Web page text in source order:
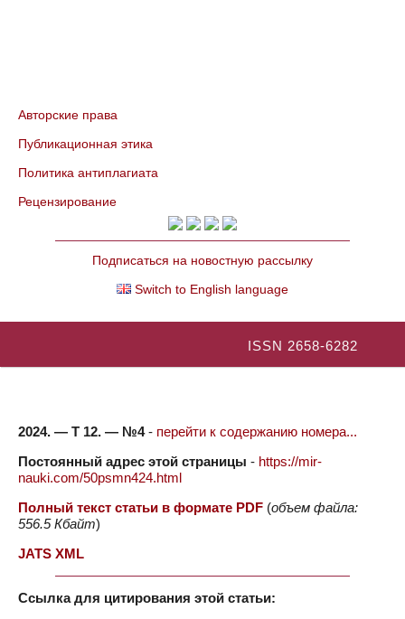
Авторские права
Публикационная этика
Политика антиплагиата
Рецензирование
Подписаться на новостную рассылку
Switch to English language
ISSN 2658-6282
2024. — Т 12. — №4- перейти к содержанию номера...
Постоянный адрес этой страницы - https://mir-
nauki.com/50psmn424.html
Полный текст статьи в формате PDF (объем файла:
556.5 Кбайт)
JATS XML
Ссылка для цитирования этой статьи: